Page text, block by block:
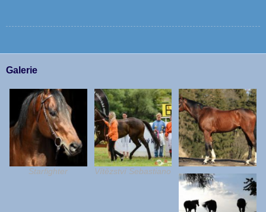
Galerie
Starfighter Vítězství Sebastiano